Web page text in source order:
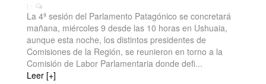
| -
La 4ª sesión del Parlamento Patagónico se concretará
mañana, miércoles 9 desde las 10 horas en Ushuaia,
aunque esta noche, los distintos presidentes de
Comisiones de la Región, se reunieron en torno a la
Comisión de Labor Parlamentaria donde defi...
Leer [+]